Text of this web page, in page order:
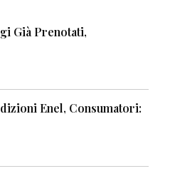
Già Prenotati,
Enel, Consumatori: